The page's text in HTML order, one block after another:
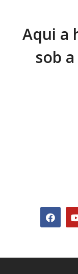
Aqui a
sob